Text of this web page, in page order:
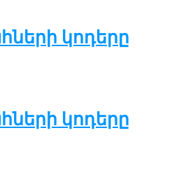
կո­դե­րը
կո­դե­րը